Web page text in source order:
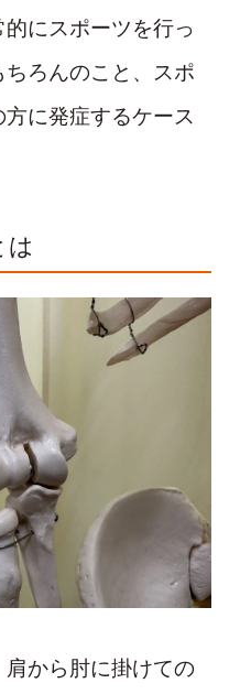
にスポーツを行っ
ろんのこと、スポ
に発症するケース
は
肩から肘に掛けての